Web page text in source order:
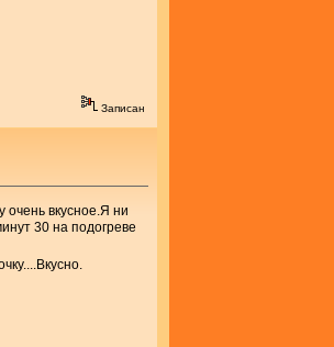
Записан
очень вкусное.Я ни
30 на подогреве